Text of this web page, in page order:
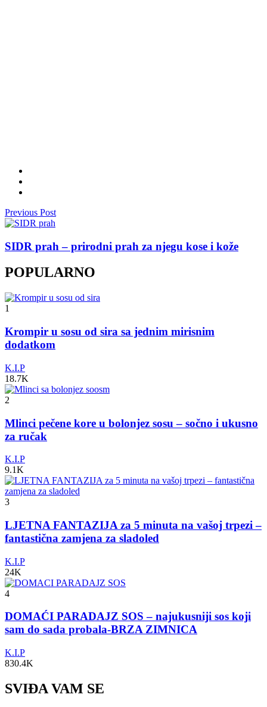
Previous Post
SIDR prah – prirodni prah za njegu kose i kože
POPULARNO
1
Krompir u sosu od sira sa jednim mirisnim
dodatkom
K.I.P
18.7K
2
Mlinci pečene kore u bolonjez sosu – sočno i ukusno
za ručak
K.I.P
9.1K
3
LJETNA FANTAZIJA za 5 minuta na vašoj trpezi –
fantastična zamjena za sladoled
K.I.P
24K
4
DOMAĆI PARADAJZ SOS – najukusniji sos koji
sam do sada probala-BRZA ZIMNICA
K.I.P
830.4K
SVIĐA VAM SE